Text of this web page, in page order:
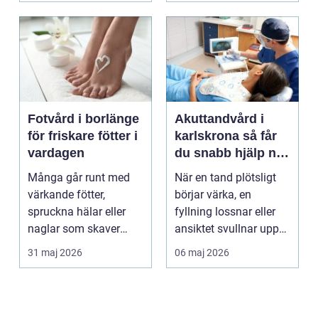
Fotvård i borlänge
för friskare fötter i
vardagen
Många går runt med
värkande fötter,
spruckna hälar eller
naglar som skaver
utan att göra något åt
31 maj 2026
Akuttandvård i
karlskrona så får
du snabb hjälp när
tanden krisar
När en tand plötsligt
börjar värka, en
fyllning lossnar eller
ansiktet svullnar upp
vill man ha hjäl...
06 maj 2026